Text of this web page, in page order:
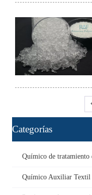
ㅤCategorías
Químico de tratamiento
Químico Auxiliar Textil